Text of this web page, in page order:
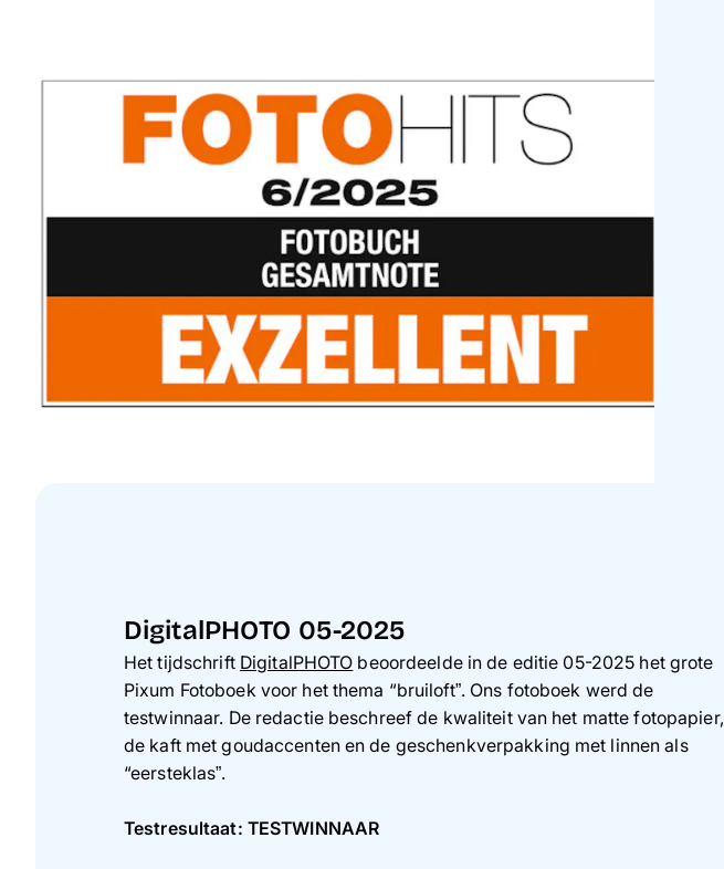
DigitalPHOTO 05-2025
Het tijdschrift DigitalPHOTO beoordeelde in de editie 05-2025 het grote
Pixum Fotoboek voor het thema “bruiloft”. Ons fotoboek werd de
testwinnaar. De redactie beschreef de kwaliteit van het matte fotopapier,
de kaft met goudaccenten en de geschenkverpakking met linnen als
“eersteklas”.
Testresultaat: TESTWINNAAR